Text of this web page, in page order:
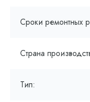
Сроки ремонтных
Страна
Тип: